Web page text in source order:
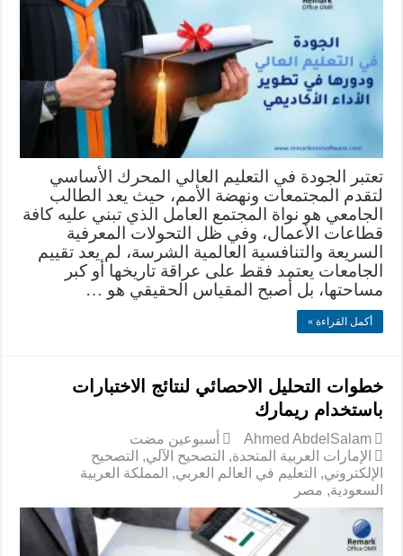
تعتبر الجودة في التعليم العالي المحرك الأساسي
لتقدم المجتمعات ونهضة الأمم، حيث يعد الطالب
الجامعي هو نواة المجتمع العامل الذي تبني عليه كافة
قطاعات الأعمال، وفي ظل التحولات المعرفية
السريعة والتنافسية العالمية الشرسة، لم يعد تقييم
الجامعات يعتمد فقط على عراقة تاريخها أو كبر
مساحتها، بل أصبح المقياس الحقيقي هو …
أكمل القراءة »
خطوات التحليل الاحصائي لنتائج الاختبارات
باستخدام ريمارك
Ahmed AbdelSalam
‏أسبوعين مضت
الإمارات العربية المتحدة, التصحيح الآلي, التصحيح
الإلكتروني, التعليم في العالم العربي, المملكة العربية
السعودية, مصر